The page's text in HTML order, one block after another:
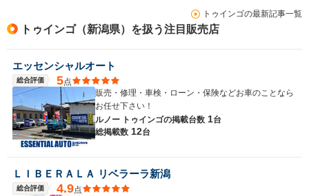
トゥインゴの最新記事一覧
トゥインゴ（新潟県）を扱う注目販売店
エッセンシャルオート
総合評価 5点
販売・修理・車検・ローン・保険などお車のことなら
お任せ下さい！
ルノー トゥインゴの掲載台数 1台
総掲載数 12台
ＬＩＢＥＲＡＬＡ リベラーラ新潟
総合評価 4.9点